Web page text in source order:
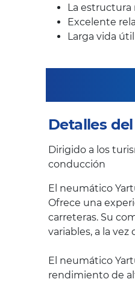
La
Excelente
Larga vida útil
Detalles
Dirigido a los
conducción
El neumático
Ofrece una
carreteras. Su
variables, a la
El neumático
rendimiento de